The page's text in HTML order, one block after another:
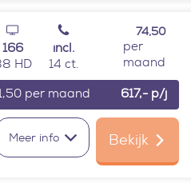
166
HD
incl.
14 ct.
74,50
per
maand
per maand 617,- p/j
Meer info Bekijk